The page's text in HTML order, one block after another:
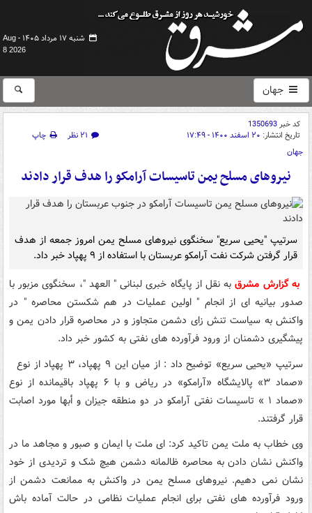
شنبه ۱۷ مرداد ۱۴۰۵ -
Aug
8 2026
جهان
کد خبر1350693
تاریخ انتشار: ۲۰ اسفند ۱۴۰۰ - ۱۷:۴۹ ۲۱ نظر
چاپ
جهان
نیروهای مسلح یمن تاسیسات آرامکو را هدف قرار دادند
سرتیپ "یحیی سریع" سخنگوی نیروهای مسلح یمن امروز جمعه از هدف
قرار گرفتن شرکت نفت آرامکو عربستان با استفاده از ۹ پهپاد خبر داد.
به گزارش مشرقبه نقل از پایگاه خبری لبنانی " العهد "، سخنگوی مزبور با
صدور بیانیه ای از انجام " اولین عملیات در هم شکستن محاصره " در
واکنش به سیاست تنش زای دشمن متجاوز و در محاصره قرار دادن یمن و
پیشگیری دشمنان از ورود فرآورده های نفتی به کشور خبر داد.
سرتیپ «یحیی سریع» توضیح داد : از میان این ۹ پهپاد، ۳ پهپاد از نوع
«صماد ۳» پالایشگاه «آرامکو» در ریاض و با ۶ پهپاد باقیمانده از نوع
«صماد ۱ » تاسیسات نفتی آرامکو در دو منطقه جیزان و أبها مورد اصابت
قرار گرفتند.
وی خطاب به ملت یمن تاکید کرد: ای ملت با ایمان و صبور و مجاهد ما در
واکنش نشان دادن به محاصره ظالمانه دشمن هیچ شک و تردیدی از خود
نشان نمی دهیم. نیروهای مسلح یمن در واکنش به ممانعت دشمن از
ورود فرآورده های نفتی برای انجام عملیات نظامی در حالت آماده باش